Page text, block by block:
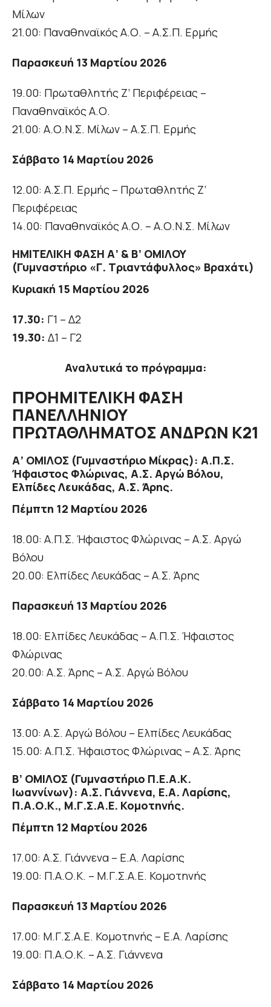
Μίλων
21.00: Παναθηναϊκός Α.Ο. – Α.Σ.Π. Ερμής
Παρασκευή 13 Μαρτίου 2026
19.00: Πρωταθλητής Ζ’ Περιφέρειας –
Παναθηναϊκός Α.Ο.
21.00: Α.Ο.Ν.Σ. Μίλων – Α.Σ.Π. Ερμής
Σάββατο 14 Μαρτίου 2026
12.00: Α.Σ.Π. Ερμής – Πρωταθλητής Ζ’
Περιφέρειας
14.00: Παναθηναϊκός Α.Ο. – Α.Ο.Ν.Σ. Μίλων
ΗΜΙΤΕΛΙΚΗ ΦΑΣΗ Α’ & Β’ ΟΜΙΛΟΥ
(Γυμναστήριο «Γ. Τριαντάφυλλος» Βραχάτι)
Κυριακή 15 Μαρτίου 2026
17.30: Γ1 – Δ2
19.30: Δ1 – Γ2
Αναλυτικά το πρόγραμμα:
ΠΡΟΗΜΙΤΕΛΙΚΗ ΦΑΣΗ
ΠΑΝΕΛΛΗΝΙΟΥ
ΠΡΩΤΑΘΛΗΜΑΤΟΣ ΑΝΔΡΩΝ Κ21
Α’ ΟΜΙΛΟΣ (Γυμναστήριο Μίκρας): Α.Π.Σ.
Ήφαιστος Φλώρινας, Α.Σ. Αργώ Βόλου,
Ελπίδες Λευκάδας, Α.Σ. Άρης.
Πέμπτη 12 Μαρτίου 2026
18.00: Α.Π.Σ. Ήφαιστος Φλώρινας – Α.Σ. Αργώ
Βόλου
20.00: Ελπίδες Λευκάδας – Α.Σ. Άρης
Παρασκευή 13 Μαρτίου 2026
18.00: Ελπίδες Λευκάδας – Α.Π.Σ. Ήφαιστος
Φλώρινας
20.00: Α.Σ. Άρης – Α.Σ. Αργώ Βόλου
Σάββατο 14 Μαρτίου 2026
13.00: Α.Σ. Αργώ Βόλου – Ελπίδες Λευκάδας
15.00: Α.Π.Σ. Ήφαιστος Φλώρινας – Α.Σ. Άρης
Β’ ΟΜΙΛΟΣ (Γυμναστήριο Π.Ε.Α.Κ.
Ιωαννίνων): Α.Σ. Γιάννενα, Ε.Α. Λαρίσης,
Π.Α.Ο.Κ., Μ.Γ.Σ.Α.Ε. Κομοτηνής.
Πέμπτη 12 Μαρτίου 2026
17.00: Α.Σ. Γιάννενα – Ε.Α. Λαρίσης
19.00: Π.Α.Ο.Κ. – Μ.Γ.Σ.Α.Ε. Κομοτηνής
Παρασκευή 13 Μαρτίου 2026
17.00: Μ.Γ.Σ.Α.Ε. Κομοτηνής – Ε.Α. Λαρίσης
19.00: Π.Α.Ο.Κ. – Α.Σ. Γιάννενα
Σάββατο 14 Μαρτίου 2026